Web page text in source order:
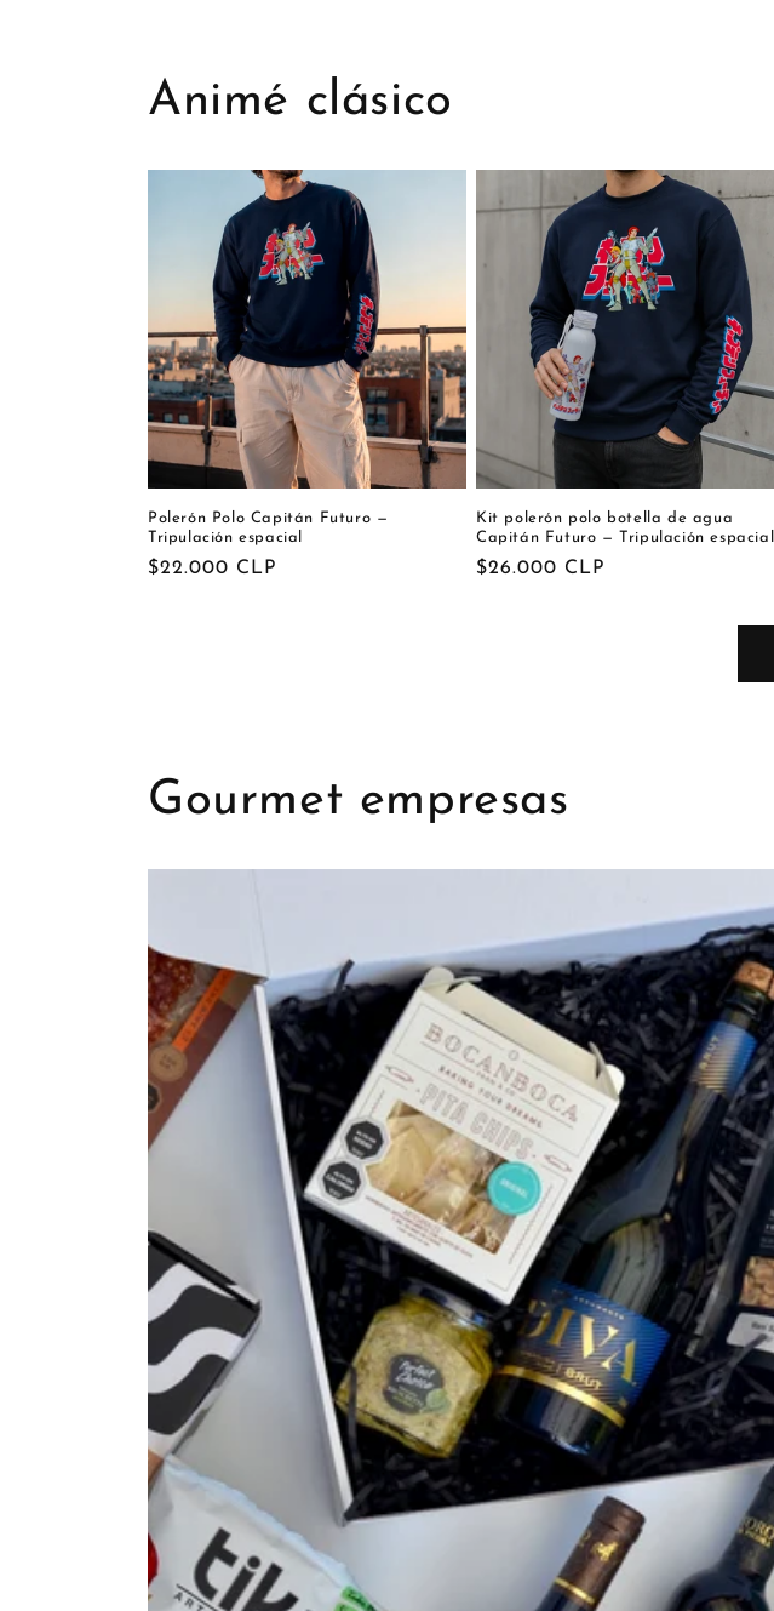
Animé clásico
Polerón Polo Capitán Futuro —
Tripulación espacial
Precio
$22.000 CLP
Kit polerón polo botella de agua
Capitán Futuro — Tripulación espacial
Precio
$26.000 CLP
Gourmet empresas